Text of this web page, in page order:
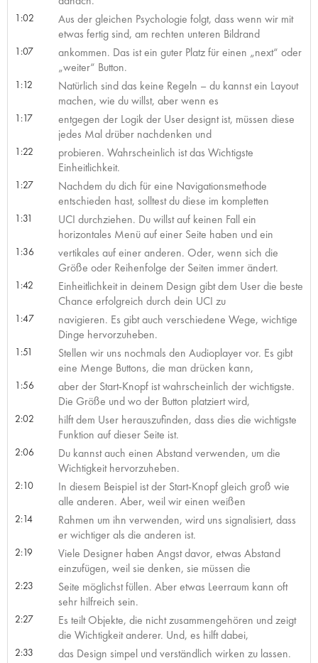
1:02
Aus der gleichen Psychologie folgt, dass wenn wir mit
etwas fertig sind, am rechten unteren Bildrand
1:07
ankommen. Das ist ein guter Platz für einen „next“ oder
„weiter“ Button.
1:12
Natürlich sind das keine Regeln – du kannst ein Layout
machen, wie du willst, aber wenn es
1:17
entgegen der Logik der User designt ist, müssen diese
jedes Mal drüber nachdenken und
1:22
probieren. Wahrscheinlich ist das Wichtigste
Einheitlichkeit.
1:27
Nachdem du dich für eine Navigationsmethode
entschieden hast, solltest du diese im kompletten
1:31
UCI durchziehen. Du willst auf keinen Fall ein
horizontales Menü auf einer Seite haben und ein
1:36
vertikales auf einer anderen. Oder, wenn sich die
Größe oder Reihenfolge der Seiten immer ändert.
1:42
Einheitlichkeit in deinem Design gibt dem User die beste
Chance erfolgreich durch dein UCI zu
1:47
navigieren. Es gibt auch verschiedene Wege, wichtige
Dinge hervorzuheben.
1:51
Stellen wir uns nochmals den Audioplayer vor. Es gibt
eine Menge Buttons, die man drücken kann,
1:56
aber der Start-Knopf ist wahrscheinlich der wichtigste.
Die Größe und wo der Button platziert wird,
2:02
hilft dem User herauszufinden, dass dies die wichtigste
Funktion auf dieser Seite ist.
2:06
Du kannst auch einen Abstand verwenden, um die
Wichtigkeit hervorzuheben.
2:10
In diesem Beispiel ist der Start-Knopf gleich groß wie
alle anderen. Aber, weil wir einen weißen
2:14
Rahmen um ihn verwenden, wird uns signalisiert, dass
er wichtiger als die anderen ist.
2:19
Viele Designer haben Angst davor, etwas Abstand
einzufügen, weil sie denken, sie müssen die
2:23
Seite möglichst füllen. Aber etwas Leerraum kann oft
sehr hilfreich sein.
2:27
Es teilt Objekte, die nicht zusammengehören und zeigt
die Wichtigkeit anderer. Und, es hilft dabei,
2:33 das Design simpel und verständlich wirken zu lassen.